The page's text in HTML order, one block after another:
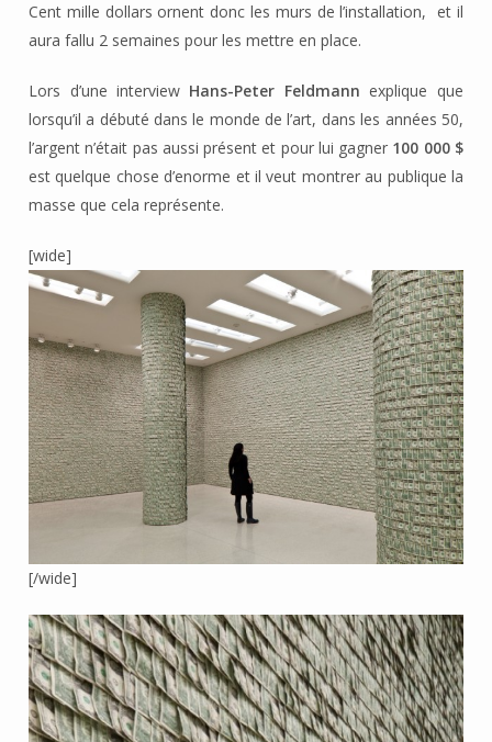
Cent mille dollars ornent donc les murs de l’installation, et il
aura fallu 2 semaines pour les mettre en place.
Lors d’une interview Hans-Peter Feldmann explique que
lorsqu’il a débuté dans le monde de l’art, dans les années 50,
l’argent n’était pas aussi présent et pour lui gagner 100 000 $
est quelque chose d’enorme et il veut montrer au publique la
masse que cela représente.
[wide]
[/wide]